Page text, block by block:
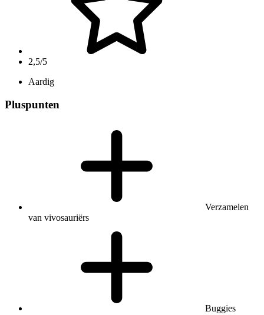
2,5/5
Aardig
Pluspunten
Verzamelen
van vivosauriërs
Buggies